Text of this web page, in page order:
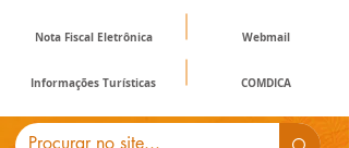
Nota Fiscal Eletrônica
Informações Turísticas COMDICA
Webmail